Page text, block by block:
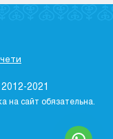
2021
на сайт обязательна.